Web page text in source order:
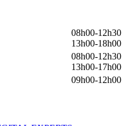
08h00-12h30
13h00-18h00
08h00-12h30
13h00-17h00
09h00-12h00